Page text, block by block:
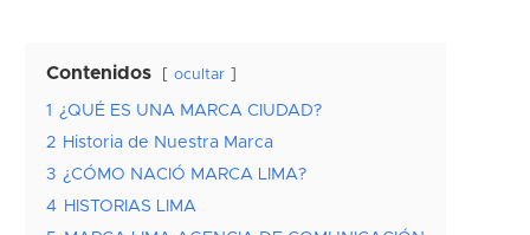
Contenidos ocultar
1
¿QUÉ ES UNA MARCA CIUDAD?
2 Historia de Nuestra Marca
3 ¿CÓMO NACIÓ MARCA LIMA?
4 HISTORIAS LIMA